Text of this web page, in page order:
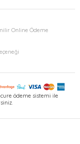
Online Ödeme
ödeme sistemi ile